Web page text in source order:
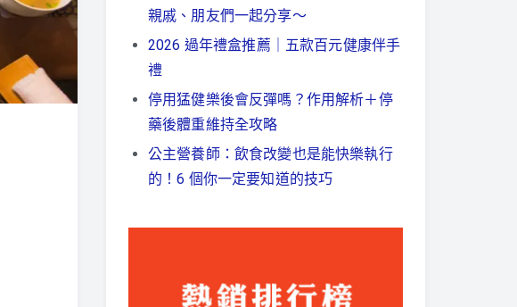
親戚、朋友們一起分享～
2026 過年禮盒推薦｜五款百元健康伴手
禮
停用猛健樂後會反彈嗎？作用解析＋停
藥後體重維持全攻略
公主營養師：飲食改變也是能快樂執行
的！6 個你一定要知道的技巧